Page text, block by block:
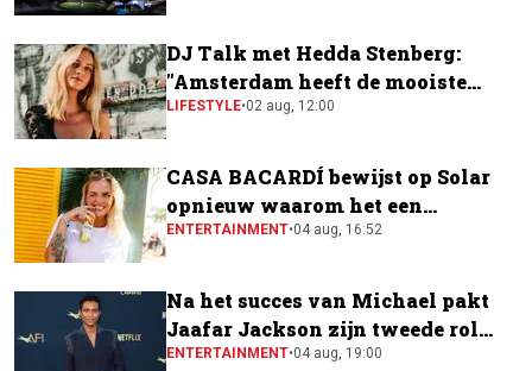
DJ Talk met Hedda Stenberg:
"Amsterdam heeft de mooiste
festivalscene van Europa"
LIFESTYLE•02 aug, 12:00
CASA BACARDÍ bewijst op Solar
opnieuw waarom het een
festivalfavoriet is
ENTERTAINMENT•04 aug, 16:52
Na het succes van Michael pakt
Jaafar Jackson zijn tweede rol
naast Will Smith
ENTERTAINMENT•04 aug, 19:00